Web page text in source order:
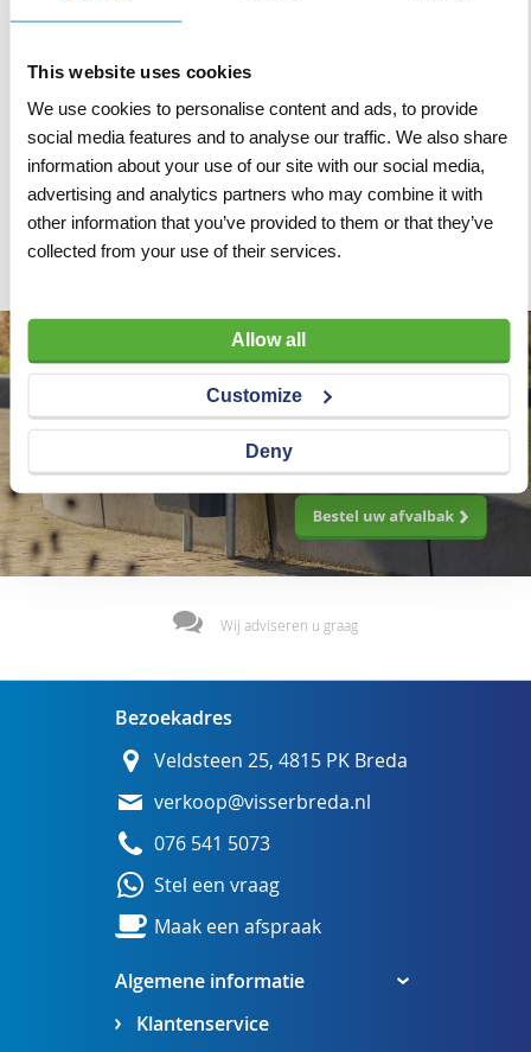
This website uses cookies
We use cookies to personalise content and ads, to provide
social media features and to analyse our traffic. We also share
information about your use of our site with our social media,
advertising and analytics partners who may combine it with
other information that you’ve provided to them or that they’ve
collected from your use of their services.
Allow all
Customize
Deny
Specificaties
Specificaties
Gewicht 7,5 kg
Materiaal Rubber
Wij adviseren u graag
Algemene informatie
Klantenservice
Bezoekadres
Veldsteen 25, 4815 PK Breda
verkoop@visserbreda.nl
076 541 5073
Stel een vraag
Maak een afspraak